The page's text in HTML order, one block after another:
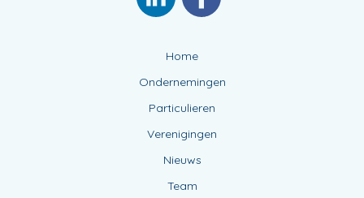
Home
Ondernemingen
Particulieren
Verenigingen
Nieuws
Team